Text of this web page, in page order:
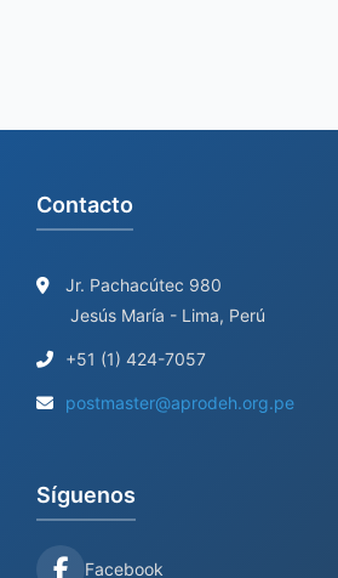
Contacto
Jr. Pachacútec 980
Jesús María - Lima, Perú
+51 (1) 424-7057
postmaster@aprodeh.org.pe
Síguenos
Facebook